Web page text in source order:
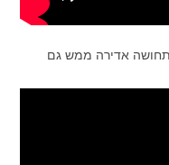
תחושה אדירה ממש גם